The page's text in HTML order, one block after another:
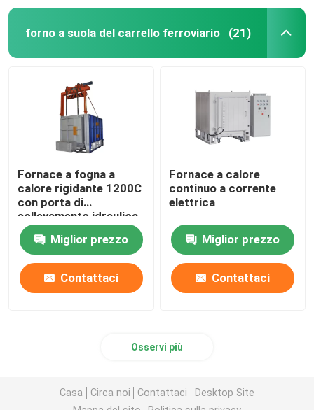
forno a suola del carrello ferroviario (21)
Fornace a fogna a
calore rigidante 1200C
con porta di
sollevamento idraulica
Miglior prezzo
Contattaci
Fornace a calore
continuo a corrente
elettrica
Miglior prezzo
Contattaci
Osservi più
Casa Circa noi Contattaci
Desktop Site